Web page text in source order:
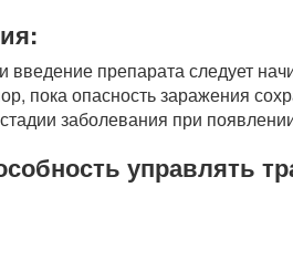
препарата следует
пока опасность заражения
заболевания при
управлять